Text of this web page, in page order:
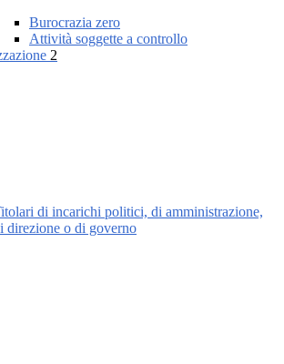
Burocrazia zero
Attività soggette a controllo
2
di incarichi politici, di amministrazione,
direzione o di governo